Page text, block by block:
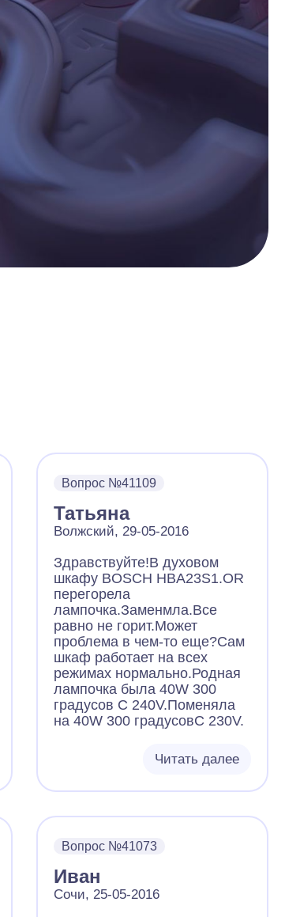
Вопрос №41109
Татьяна
Волжский, 29-05-2016
Здравствуйте!В духовом
шкафу BOSCH HBA23S1.OR
перегорела
лампочка.Заменмла.Все
равно не горит.Может
проблема в чем-то еще?Сам
шкаф работает на всех
режимах нормально.Родная
лампочка была 40W 300
градусов С 240V.Поменяла
на 40W 300 градусовС 230V.
Читать далее
Вопрос №41073
Иван
Сочи, 25-05-2016